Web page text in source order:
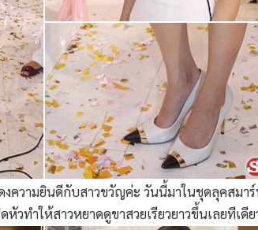
วามยินดีกับสาวขวัญค่ะ วันนี้มาในชุดลุคสมา
วทำให้สาวหยาดดูขาสวยเรียวยาวขึ้นเลยทีเดีย